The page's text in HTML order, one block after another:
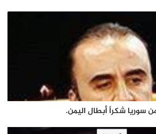
سوريا شكراً أبطال اليمن.